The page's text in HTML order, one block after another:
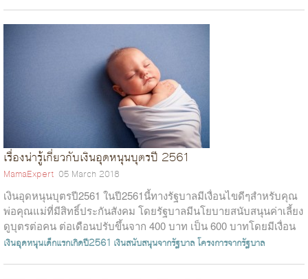
เรื่องน่ารู้เกี่ยวกับเงินอุดหนุนบุตรปี 2561
MamaExpert 05 March 2018
เงินอุดหนุนบุตรปี2561 ในปี2561นี้ทางรัฐบาลมีเงื่อนไขดีๆสำหรับคุณ
พ่อคุณแม่ที่มีสิทธิ์ประกันสังคม โดยรัฐบาลมีนโยบายสนับสนุนค่าเลี้ยง
ดูบุตรต่อคน ต่อเดือนปรับขึ้นจาก 400 บาท เป็น 600 บาทโดยมีเงื่อน
ไขว่...
เงินอุดหนุนเด็กแรกเกิดปี2561 เงินสนับสนุนจากรัฐบาลโครงการจากรัฐบาล